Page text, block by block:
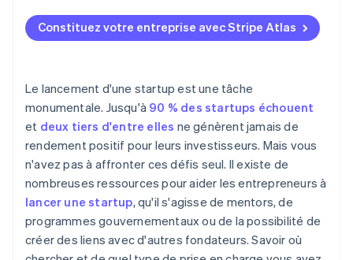
Utiliser les réseaux universitaires ou d’anciens
SCORE
Programmes de développement rural de l’USDA
Agences de développement économique fédérales
et locales
Economic Development Administration (EDA) des
États-Unis
US Export Assistance Centers (USEAC)
Programmes pour les entreprises détenues par des
vétérans
L’inscription sur Atlas
Accepter des paiements et effectuer des
Achat dématérialisé d’actions par le fondateur
Prise en charge automatique de l’option
fiscale 83(b)
Des documents juridiques de standing international
Une année gratuite de Stripe Payments, plus de
50 000 $ en crédits et remises partenaires
Constituez votre entreprise avec Stripe Atlas
Le lancement d'une startup est une tâche
monumentale. Jusqu'à 90 % des startups échouent
et deux tiers d'entre elles ne génèrent jamais de
rendement positif pour leurs investisseurs. Mais vous
n'avez pas à affronter ces défis seul. Il existe de
nombreuses ressources pour aider les entrepreneurs à
lancer une startup, qu'il s'agisse de mentors, de
programmes gouvernementaux ou de la possibilité de
créer des liens avec d'autres fondateurs. Savoir où